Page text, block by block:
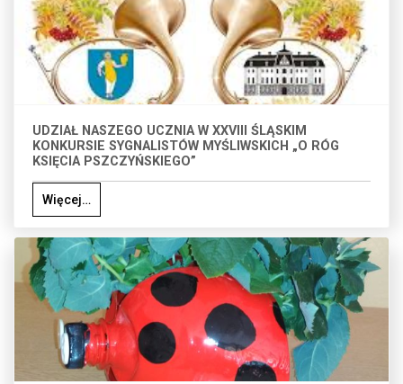
UDZIAŁ NASZEGO UCZNIA W XXVIII ŚLĄSKIM
KONKURSIE SYGNALISTÓW MYŚLIWSKICH „O RÓG
KSIĘCIA PSZCZYŃSKIEGO”
Więcej…